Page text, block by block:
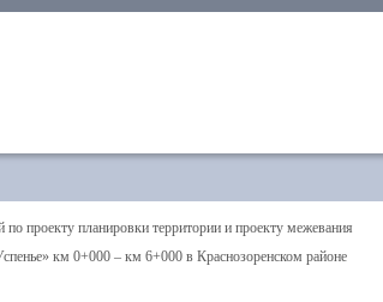
проекту планировки территории и проекту межевания
км 0+000 – км 6+000 в Краснозоренском районе